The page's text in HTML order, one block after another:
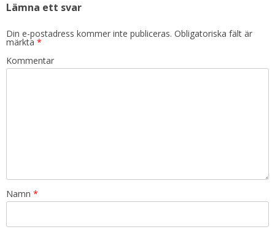
Lämna ett svar
Din e-postadress kommer inte publiceras. Obligatoriska fält är
märkta *
Kommentar
Namn *